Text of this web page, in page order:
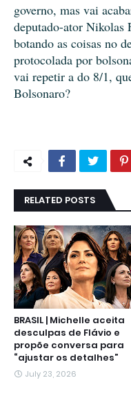
governo, mas vai
deputado-ator Nikolas
botando as coisas no
protocolada por
vai repetir a do 8/1,
Bolsonaro?
RELATED POSTS
BRASIL | Michelle aceita
desculpas de Flávio e
propõe conversa para
“ajustar os detalhes”
July 23, 2026